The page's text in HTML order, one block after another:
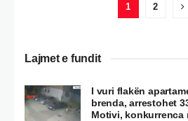
1 2
Lajmet e fundit
I vuri flakën
brenda, arrestohet
Motivi, konkurrenca